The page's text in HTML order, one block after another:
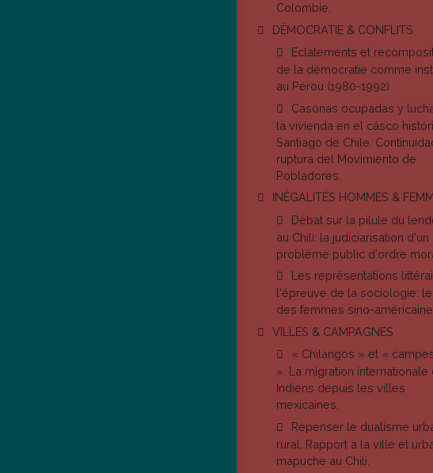
Colombie.
DÉMOCRATIE & CONFLITS
Eclatements et
de la démocratie comme
au Pérou (1980-1992)
Casonas ocupadas y
la vivienda en el cásco
Santiago de Chile.
ruptura del Movimiento de
Pobladores.
INÉGALITÉS HOMMES &
Débat sur la pilule du
au Chili: la judiciarisation d'un
problème public d'ordre
Les représentations
l'épreuve de la sociologie:
des femmes sino-
VILLES & CAMPAGNES
« Chilangos » et «
». La migration internationale
Indiens depuis les villes
mexicaines.
Repenser le dualisme
rural. Rapport à la ville et
mapuche au Chili.